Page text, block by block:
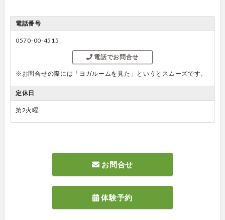
電話番号
0570-00-4515
電話でお問合せ
※お問合せの際には「ヨガルームを見た」というとスムーズです。
定休日
第2火曜
お問合せ
体験予約